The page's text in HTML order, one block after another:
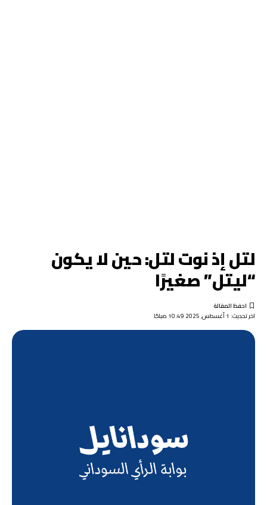
لتل إذ نوت لتل: حين لا يكون
“ليتل” صغيرًا
اخر تحديث: 1 أغسطس, 2025 10:49 صباحًا